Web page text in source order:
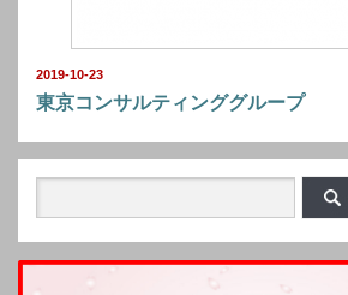
2019-10-23
東京コンサルティンググループ